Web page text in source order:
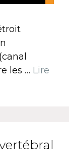
les … Lire